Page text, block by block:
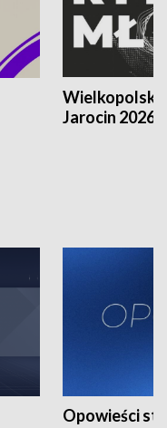
Jarocin 2026
Opowieści